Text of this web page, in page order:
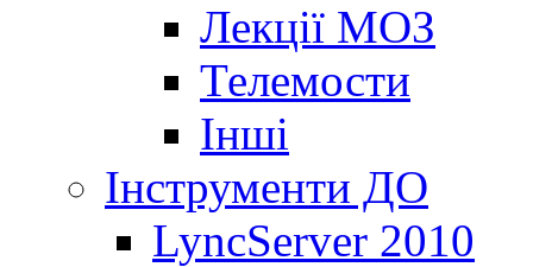
Лекції МОЗ
Телемости
Інші
Інструменти ДО
LyncServer 2010